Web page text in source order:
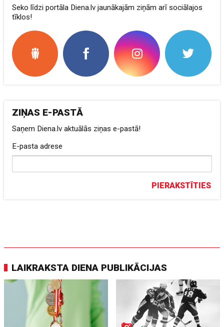
Seko līdzi portāla Diena.lv jaunākajām ziņām arī sociālajos
tīklos!
ZIŅAS E-PASTĀ
Saņem Diena.lv aktuālās ziņas e-pastā!
E-pasta adrese
PIERAKSTĪTIES
LAIKRAKSTA DIENA PUBLIKĀCIJAS